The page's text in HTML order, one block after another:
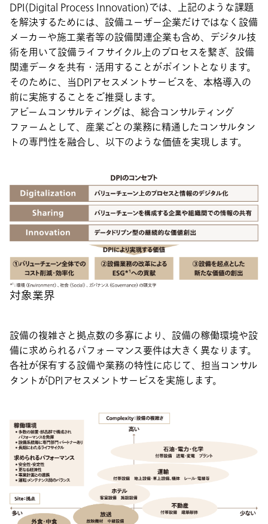
DPI(Digital Process Innovation)では、上記のような課題
を解決するためには、設備ユーザー企業だけではなく設備
メーカーや施工業者等の設備関連企業も含め、デジタル技
術を用いて設備ライフサイクル上のプロセスを繋ぎ、設備
関連データを共有・活用することがポイントとなります。
そのために、当DPIアセスメントサービスを、本格導入の
前に実施することをご推奨します。
アビームコンサルティングは、総合コンサルティング
ファームとして、産業ごとの業務に精通したコンサルタン
トの専門性を融合し、以下のような価値を実現します。
対象業界
設備の複雑さと拠点数の多寡により、設備の稼働環境や設
備に求められるパフォーマンス要件は大きく異なります。
各社が保有する設備や業務の特性に応じて、担当コンサル
タントがDPIアセスメントサービスを実施します。